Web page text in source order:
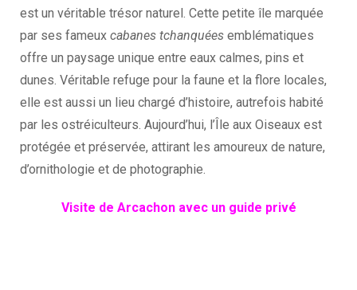
est un véritable trésor naturel. Cette petite île marquée
par ses fameux cabanes tchanquées emblématiques
offre un paysage unique entre eaux calmes, pins et
dunes. Véritable refuge pour la faune et la flore locales,
elle est aussi un lieu chargé d’histoire, autrefois habité
par les ostréiculteurs. Aujourd’hui, l’Île aux Oiseaux est
protégée et préservée, attirant les amoureux de nature,
d’ornithologie et de photographie.
Visite de Arcachon avec un guide privé